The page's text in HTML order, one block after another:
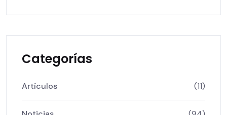
Categorías
Artículos (11)